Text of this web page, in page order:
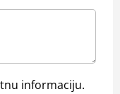
informaciju.